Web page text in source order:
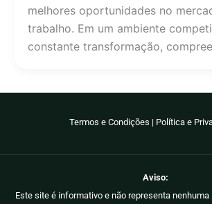
melhores oportunidades no
trabalho. Em um ambiente
constante transformação,
Termos e Condições | Política e
Aviso:
Este site é informativo e não representa